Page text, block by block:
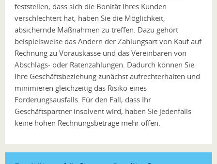
feststellen, dass sich die Bonität Ihres Kunden
verschlechtert hat, haben Sie die Möglichkeit,
absichernde Maßnahmen zu treffen. Dazu gehört
beispielsweise das Ändern der Zahlungsart von Kauf auf
Rechnung zu Vorauskasse und das Vereinbaren von
Abschlags- oder Ratenzahlungen. Dadurch können Sie
Ihre Geschäftsbeziehung zunächst aufrechterhalten und
minimieren gleichzeitig das Risiko eines
Forderungsausfalls. Für den Fall, dass Ihr
Geschäftspartner insolvent wird, haben Sie jedenfalls
keine hohen Rechnungsbeträge mehr offen.